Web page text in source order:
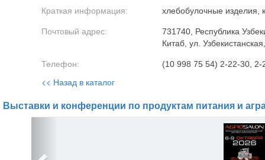
Краткая информация: хлебобулочные изделия,
Почтовый адрес:
731740, Республика
Китаб, ул.
Телефон: (10 998 75 54) 2-22-30, 2-
<< Назад в каталог
Выставки и конференции по продуктам питания и